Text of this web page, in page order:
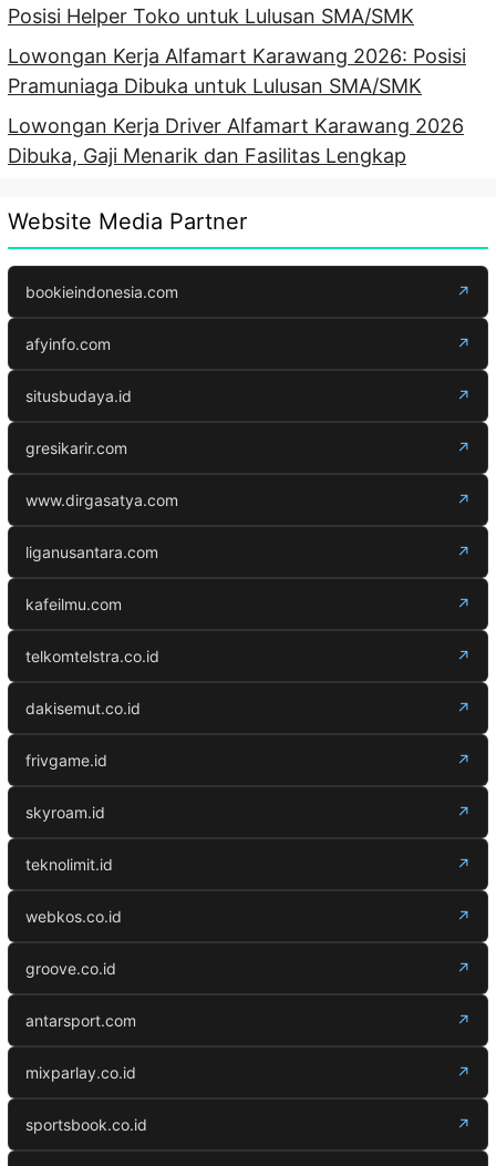
Posisi Helper Toko untuk Lulusan SMA/SMK
Lowongan Kerja Alfamart Karawang 2026: Posisi
Pramuniaga Dibuka untuk Lulusan SMA/SMK
Lowongan Kerja Driver Alfamart Karawang 2026
Dibuka, Gaji Menarik dan Fasilitas Lengkap
Website Media Partner
bookieindonesia.com ↗
afyinfo.com ↗
situsbudaya.id ↗
gresikarir.com ↗
www.dirgasatya.com ↗
liganusantara.com ↗
kafeilmu.com ↗
telkomtelstra.co.id ↗
dakisemut.co.id ↗
frivgame.id ↗
skyroam.id ↗
teknolimit.id ↗
webkos.co.id ↗
groove.co.id ↗
antarsport.com ↗
mixparlay.co.id ↗
sportsbook.co.id ↗